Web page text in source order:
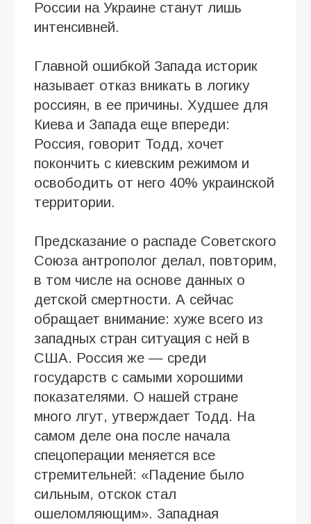
России на Украине станут лишь
интенсивней.
Главной ошибкой Запада историк
называет отказ вникать в логику
россиян, в ее причины. Худшее для
Киева и Запада еще впереди:
Россия, говорит Тодд, хочет
покончить с киевским режимом и
освободить от него 40% украинской
территории.
Предсказание о распаде Советского
Союза антрополог делал, повторим,
в том числе на основе данных о
детской смертности. А сейчас
обращает внимание: хуже всего из
западных стран ситуация с ней в
США. Россия же — среди
государств с самыми хорошими
показателями. О нашей стране
много лгут, утверждает Тодд. На
самом деле она после начала
спецоперации меняется все
стремительней: «Падение было
сильным, отскок стал
ошеломляющим». Западная